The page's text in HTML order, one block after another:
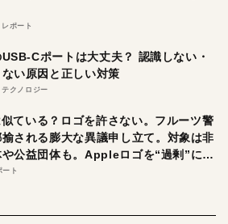
レポート
Cポートは大丈夫？ 認識しない・
い原因と正しい対策
テクノロジー
ている？ロゴを許さない。フルーツ警
される膨大な異議申し立て。対象は非
公益団体も。Appleロゴを“過剰”に守
ート